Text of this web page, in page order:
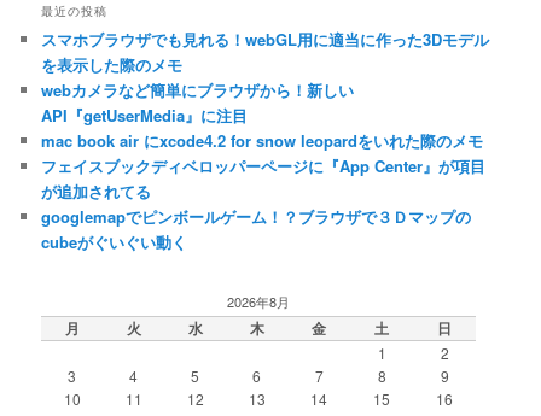
リ
ー
最近の投稿
スマホブラウザでも見れる！webGL用に適当に作った3Dモデル
を表示した際のメモ
webカメラなど簡単にブラウザから！新しい
API『getUserMedia』に注目
mac book air にxcode4.2 for snow leopardをいれた際のメモ
フェイスブックディベロッパーページに『App Center』が項目
が追加されてる
googlemapでピンボールゲーム！？ブラウザで３Ｄマップの
cubeがぐいぐい動く
2026年8月
月 火 水 木 金 土 日
1
2
3
4 5 6 7 8
9
10
11 12 13 14 15
16